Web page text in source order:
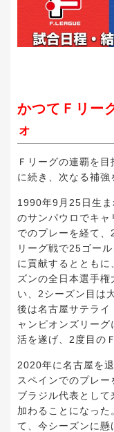
かつてＦリー
ォ
Ｆリーグの連覇を
に続き、次なる補強
1990年9月25日生
のサンパウロでキ
でのプレーを経て
リーグ戦で25ゴー
に貢献するととも
ズンの全日本選手
い、2シーズン目は
後は名古屋サテライ
ャンピオンズリー
活を遂げ、2度目の
2020年に名古屋を
スペインでのプレ
ブラジル代表とし
加わることになっ
て、今シーズンに懸